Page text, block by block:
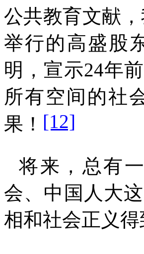
公共教育文献
举行的高盛股
明，宣示24年
所有空间的社
果！ [12]
将来，总有
会、中国人大
相和社会正义得